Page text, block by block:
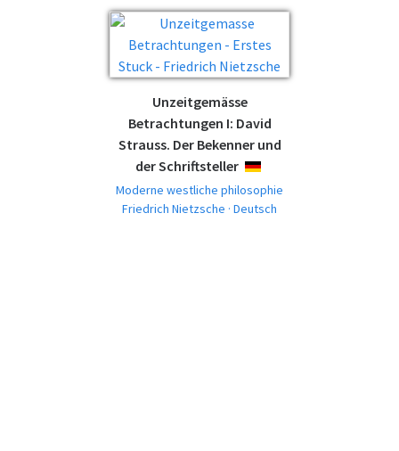
Unzeitgemässe
Betrachtungen I: David
Strauss. Der Bekenner und
der Schriftsteller DEUTSCH
Moderne westliche philosophie
Friedrich Nietzsche · Deutsch